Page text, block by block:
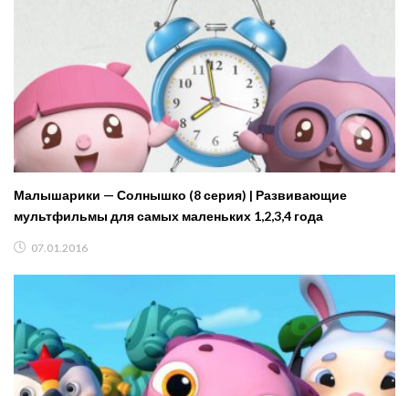
Малышарики — Солнышко (8 серия) | Развивающие
мультфильмы для самых маленьких 1,2,3,4 года
07.01.2016